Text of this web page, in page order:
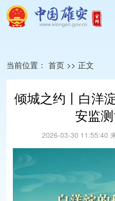
当前位置： 首页 >> 正文
倾城之约丨白洋
安监
2026-03-30 11:55:40